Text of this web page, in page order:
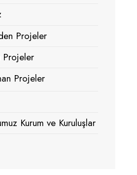
Projeler
Projeler
Projeler
Kurum ve Kuruluşlar